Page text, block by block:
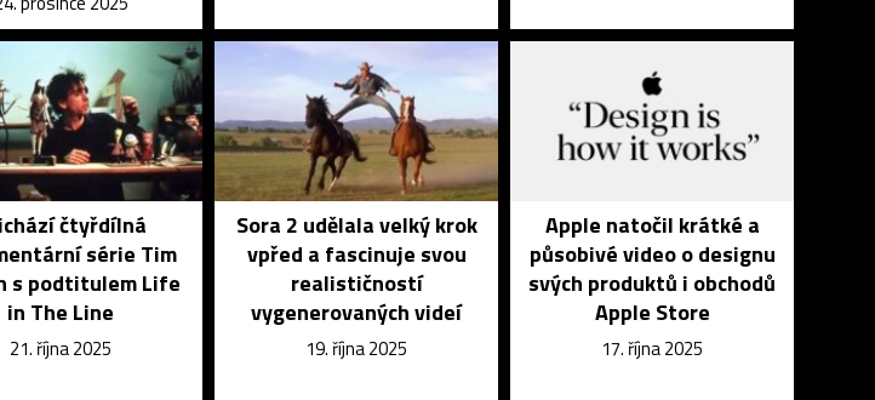
čtyřdílná
série Tim
s podtitulem Life
in The Line
21. října 2025
Sora 2 udělala velký krok
vpřed a fascinuje svou
realističností
vygenerovaných videí
19. října 2025
Apple natočil krátké a
působivé video o designu
svých produktů i obchodů
Apple Store
17. října 2025